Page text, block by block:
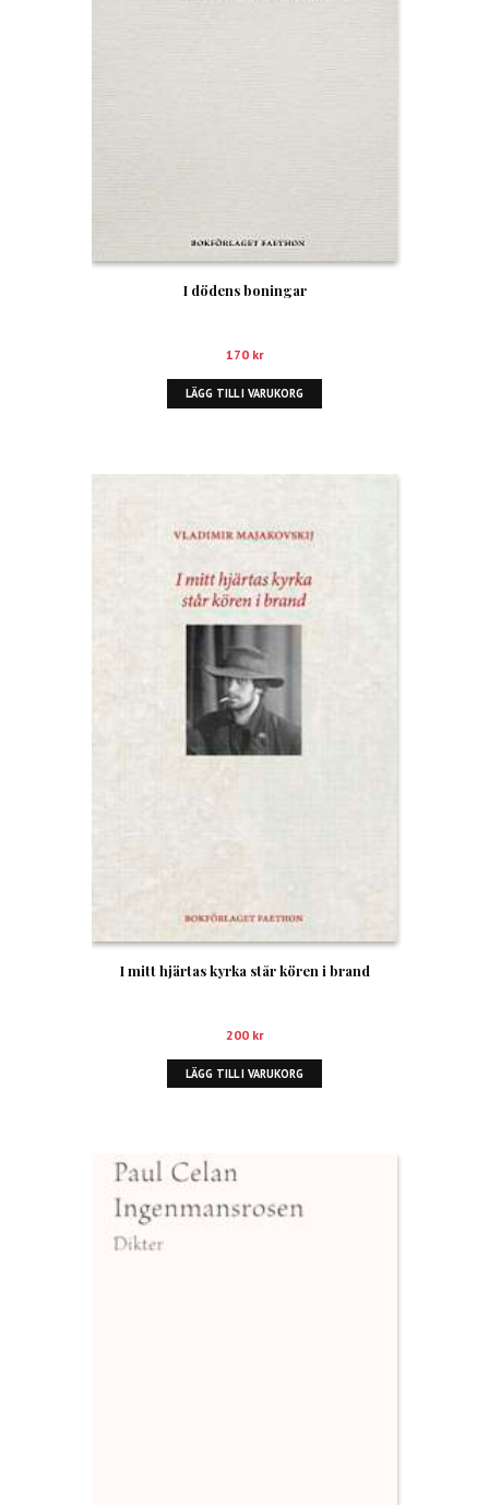
I dödens boningar
170 kr
LÄGG TILL I VARUKORG
I mitt hjärtas kyrka står kören i brand
200 kr
LÄGG TILL I VARUKORG